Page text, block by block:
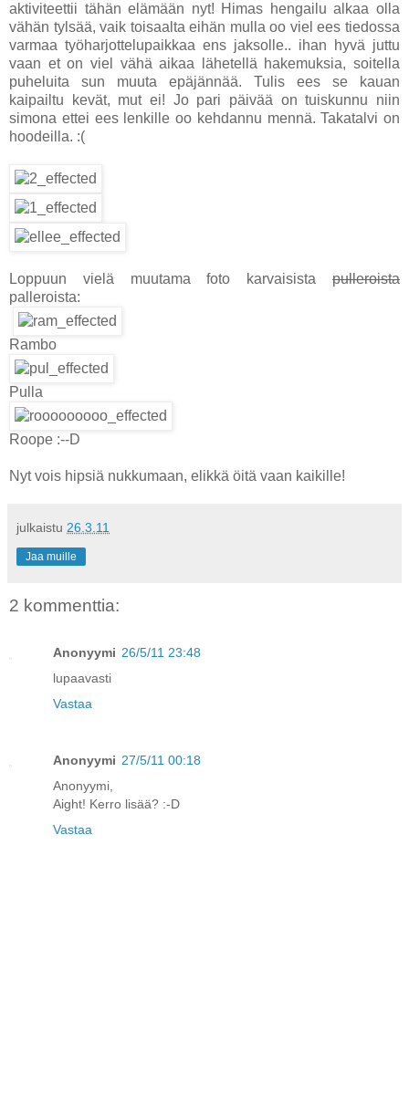
aktiviteettii tähän elämään nyt! Himas hengailu alkaa olla
vähän tylsää, vaik toisaalta eihän mulla oo viel ees tiedossa
varmaa työharjottelupaikkaa ens jaksolle.. ihan hyvä juttu
vaan et on viel vähä aikaa lähetellä hakemuksia, soitella
puheluita sun muuta epäjännää. Tulis ees se kauan
kaipailtu kevät, mut ei! Jo pari päivää on tuiskunnu niin
simona ettei ees lenkille oo kehdannu mennä. Takatalvi on
hoodeilla. :(
Loppuun vielä muutama foto karvaisista pulleroista
palleroista:
Rambo
Pulla
Roope :--D
Nyt vois hipsiä nukkumaan, elikkä öitä vaan kaikille!
julkaistu 26.3.11
Jaa muille
2 kommenttia:
Anonyymi 26/5/11 23:48
lupaavasti
Vastaa
Anonyymi 27/5/11 00:18
Anonyymi,
Aight! Kerro lisää? :-D
Vastaa